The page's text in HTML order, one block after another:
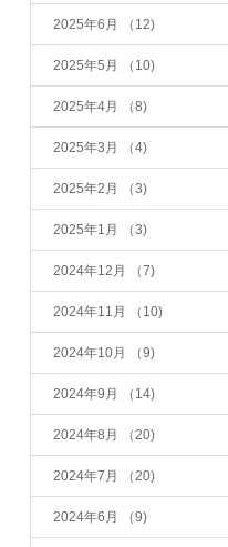
2025年6月 （12)
2025年5月 （10)
2025年4月 （8)
2025年3月 （4)
2025年2月 （3)
2025年1月 （3)
2024年12月 （7)
2024年11月 （10)
2024年10月 （9)
2024年9月 （14)
2024年8月 （20)
2024年7月 （20)
2024年6月 （9)